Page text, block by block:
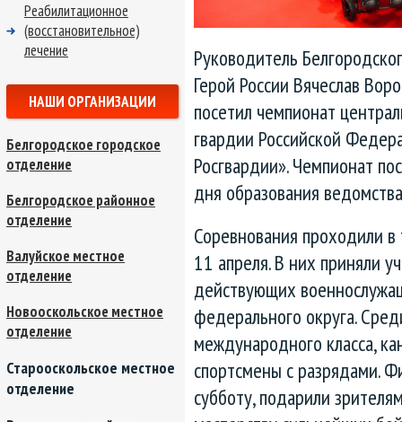
Руководитель
Герой России Вячеслав
посетил чемпионат
гвардии Российской
Росгвардии». Чемпионат
дня образования
Соревнования проходили
11 апреля. В них приняли
действующих
федерального округа.
международного класса,
спортсмены с разрядами.
субботу, подарили
Реабилитационное
(восстановительное)
лечение
НАШИ ОРГАНИЗАЦИИ
Белгородское городское
отделение
Белгородское районное
отделение
Валуйское местное
отделение
Новооскольское местное
отделение
Старооскольское местное
отделение